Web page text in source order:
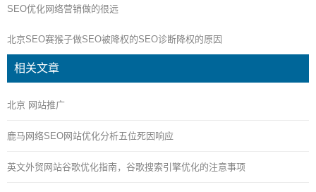
SEO优化网络营销做的很远
北京SEO赛猴子做SEO被降权的SEO诊断降权的原因
相关文章
北京 网站推广
鹿马网络SEO网站优化分析五位死因响应
英文外贸网站谷歌优化指南，谷歌搜索引擎优化的注意事项